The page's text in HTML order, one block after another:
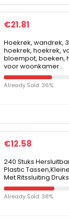
€21.81
Hoekrek, wandrek,
hoekrek, hoekrek,
bloempot, boeken,
voor woonkamer…
Already Sold: 36%
€12.58
240 Stuks
Plastic
Met Ritssluiting
Already Sold: 38%